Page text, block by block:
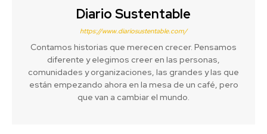
Diario Sustentable
https://www.diariosustentable.com/
Contamos historias que merecen crecer. Pensamos
diferente y elegimos creer en las personas,
comunidades y organizaciones, las grandes y las que
están empezando ahora en la mesa de un café, pero
que van a cambiar el mundo.